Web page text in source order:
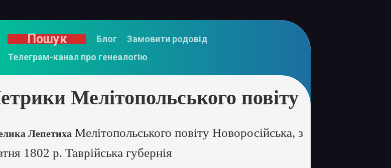
Пошук Блог
Замовити родовід
Телеграм-канал про генеалогію
Мелітопольського повіту
Лепетиха Мелітопольського повіту Новоросійська, з
1802 р. Таврійська губернія